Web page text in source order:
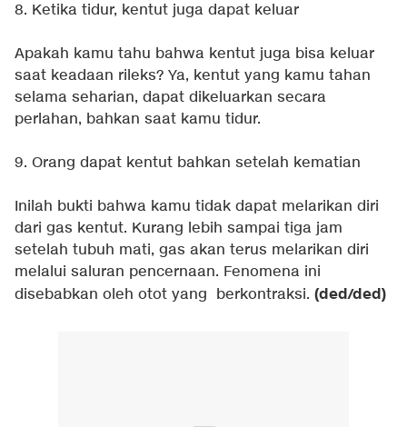
8. Ketika tidur, kentut juga dapat keluar
Apakah kamu tahu bahwa kentut juga bisa keluar
saat keadaan rileks? Ya, kentut yang kamu tahan
selama seharian, dapat dikeluarkan secara
perlahan, bahkan saat kamu tidur.
9. Orang dapat kentut bahkan setelah kematian
Inilah bukti bahwa kamu tidak dapat melarikan diri
dari gas kentut. Kurang lebih sampai tiga jam
setelah tubuh mati, gas akan terus melarikan diri
melalui saluran pencernaan. Fenomena ini
disebabkan oleh otot yang berkontraksi. (ded/ded)